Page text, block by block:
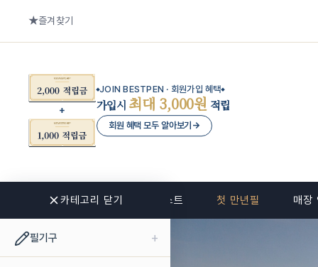
즐겨찾기
JOIN BESTPEN · 회원가입 혜택
가입시 최대 3,000원 적립
회원 혜택 모두 알아보기 →
카테고리 닫기
필기구 +
신상품 베스트 첫 만년필 매장